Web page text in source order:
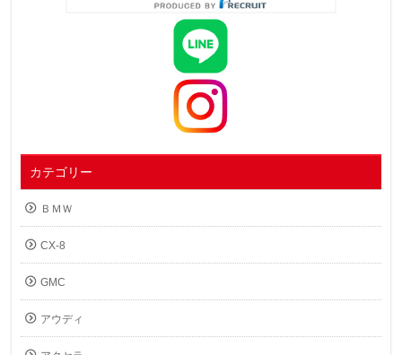
カテゴリー
ＢＭＷ
CX-8
GMC
アウディ